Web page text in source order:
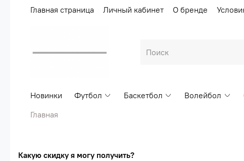
Главная страница Личный кабинет О бренде
Новинки Футбол Баскетбол Волейбол
Главная
Какую скидку я могу получить?